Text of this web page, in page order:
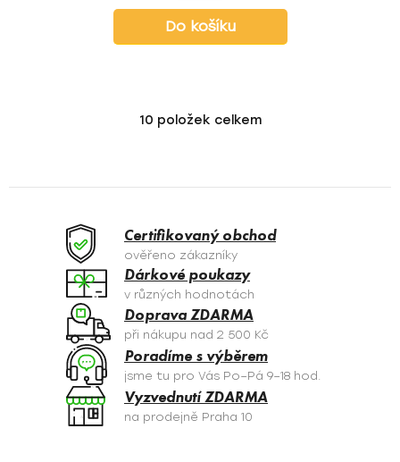
Do košíku
O
á
c
í
p
r
v
k
y
v
ý
p
10 položek celkem
Certifikovaný obchod
ověřeno zákazníky
Dárkové poukazy
v různých hodnotách
Doprava ZDARMA
při nákupu nad 2 500 Kč
Poradíme s výběrem
jsme tu pro Vás Po–Pá 9–18 hod.
Vyzvednutí ZDARMA
na prodejně Praha 10